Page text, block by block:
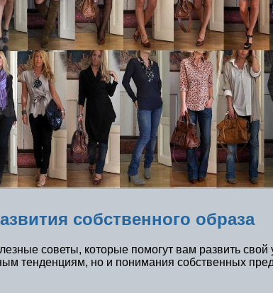
собственного образа
советы, которые помогут вам развить
тенденциям, но и понимания собственных